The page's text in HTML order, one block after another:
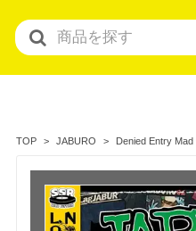
TOP JABURO Denied Entry